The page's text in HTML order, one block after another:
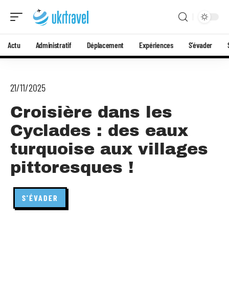
Actu Administratif Déplacement Expériences S’évader
21/11/2025
Croisière dans les
Cyclades : des eaux
turquoise aux villages
pittoresques !
S'ÉVADER